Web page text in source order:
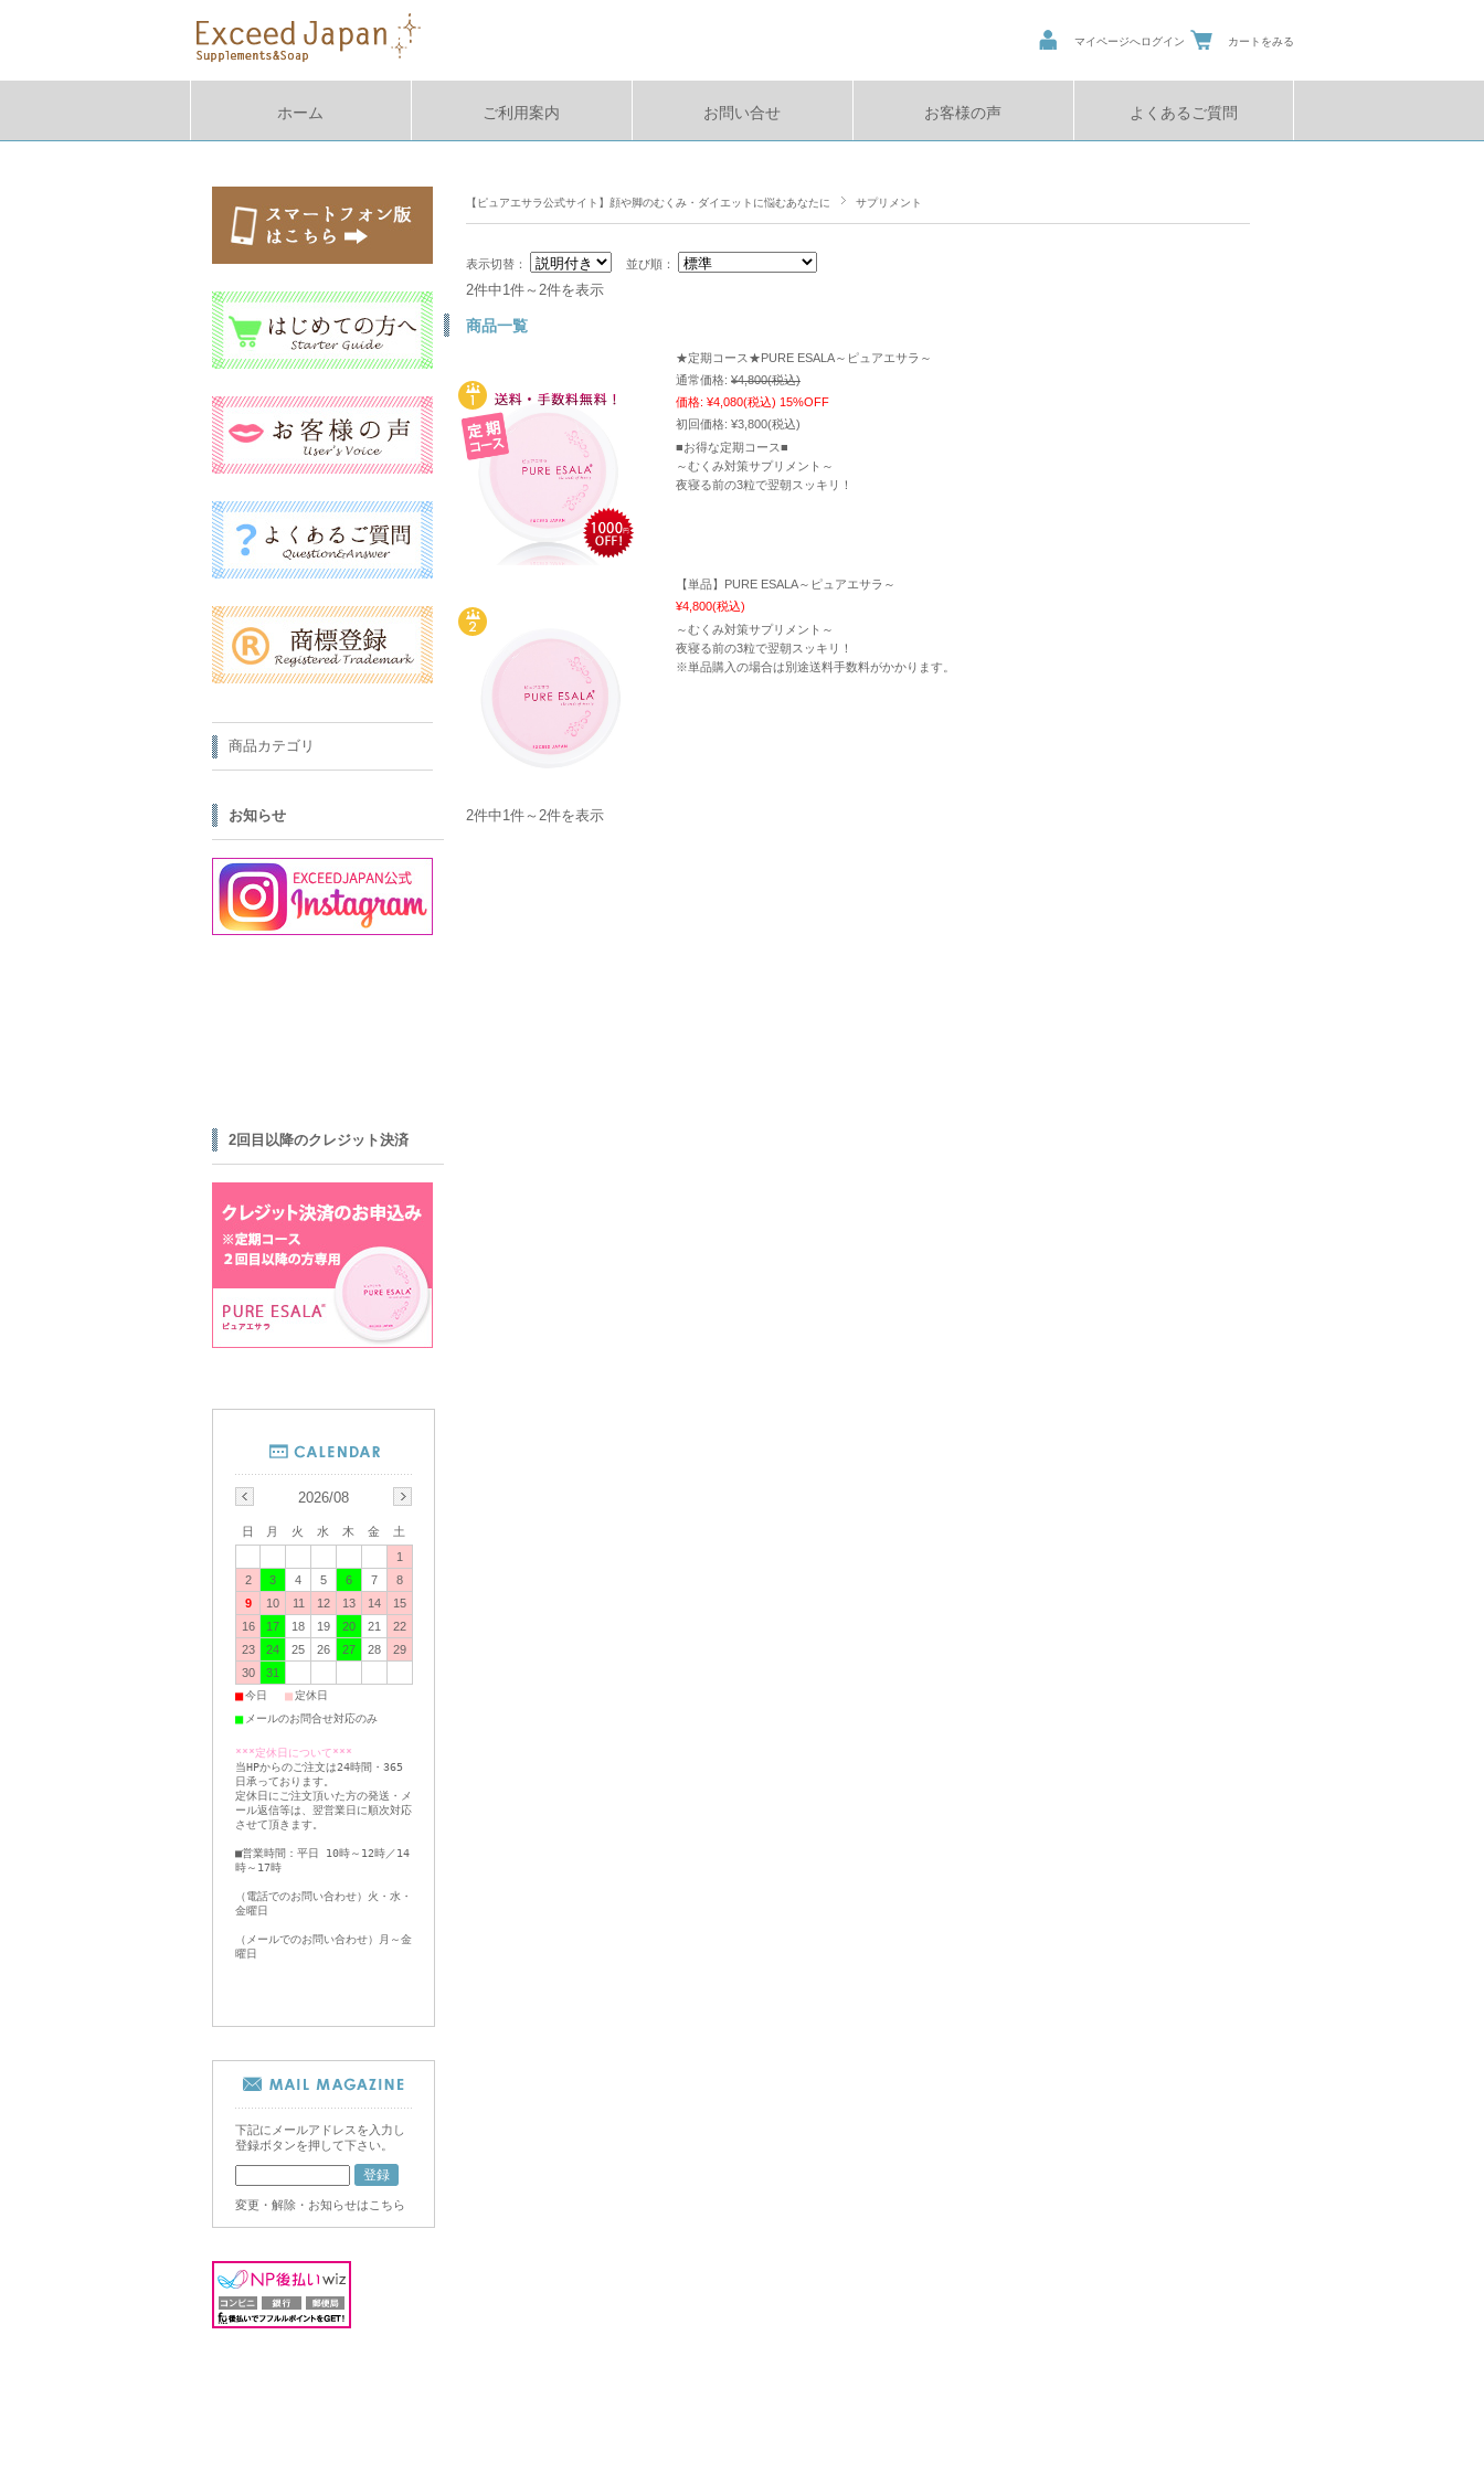
マイページへログイン カートをみる
ホーム ご利用案内 お問い合せ お客様の声 よくあるご質問
【ピュアエサラ公式サイト】顔や脚のむくみ・ダイエットに悩むあなたに サプリメント
表示切替： 並び順：
2件中1件～2件を表示
商品一覧
★定期コース★PURE ESALA～ピュアエサラ～
通常価格: ¥4,800(税込)
価格: ¥4,080(税込) 15%OFF
初回価格: ¥3,800(税込)
■お得な定期コース■
～むくみ対策サプリメント～
夜寝る前の3粒で翌朝スッキリ！
【単品】PURE ESALA～ピュアエサラ～
¥4,800(税込)
～むくみ対策サプリメント～
夜寝る前の3粒で翌朝スッキリ！
※単品購入の場合は別途送料手数料がかかります。
2件中1件～2件を表示
商品カテゴリ
お知らせ
2回目以降のクレジット決済
2026/08
日 月 火 水 木 金
土
1
2
3 4 5 6 7
8
9
10 11 12 13 14
15
16
17 18 19 20 21
22
23
24 25 26 27 28
29
30
31
■今日 ■定休日
■ メールのお問合せ対応のみ
***定休日について***
当HPからのご注文は24時間・365
日承っております。
定休日にご注文頂いた方の発送・メ
ール返信等は、翌営業日に順次対応
させて頂きます。
■営業時間：平日 10時～12時／14
時～17時
（電話でのお問い合わせ）火・水・
金曜日
（メールでのお問い合わせ）月～金
曜日
下記にメールアドレスを入力し
登録ボタンを押して下さい。
変更・解除・お知らせはこちら